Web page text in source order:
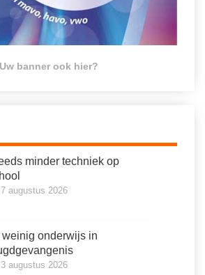
worden
Uw banner ook hier?
minder techniek op
7 augustus 2026
weinig onderwijs in
3 augustus 2026